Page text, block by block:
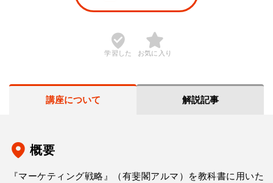
学習した お気に入り
講座について 解説記事
概要
『マーケティング戦略』（有斐閣アルマ）を教科書に用いた